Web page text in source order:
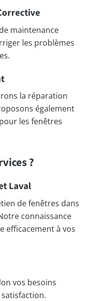
maintenance
les problèmes
la réparation
également
les fenêtres
?
Laval
de fenêtres dans
connaissance
efficacement à vos
vos besoins